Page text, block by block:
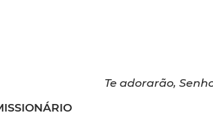
Te adorarão,